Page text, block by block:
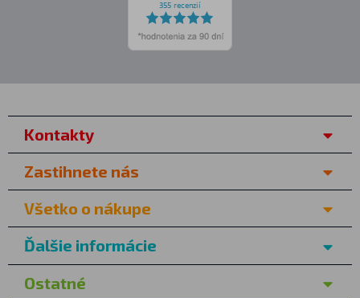
Kontakty
Zastihnete nás
Všetko o nákupe
Ďalšie informácie
Ostatné